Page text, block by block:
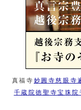
真福寺妙圓寺慈眼寺
千蔵院徳聖寺宝珠院